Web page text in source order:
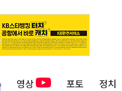
영상 포토 정치